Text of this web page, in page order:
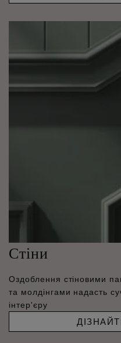
Стіни
Оздоблення стіновими
та молдінгами надасть
інтер'єру